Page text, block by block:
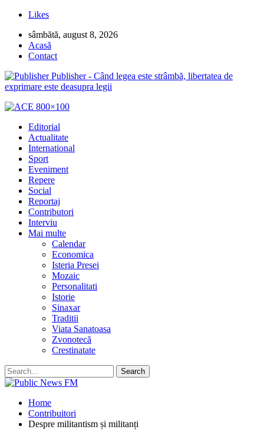
Likes
sâmbătă, august 8, 2026
Acasă
Contact
Publisher - Când legea este strâmbă, libertatea de
exprimare este deasupra legii
Editorial
Actualitate
International
Sport
Eveniment
Repere
Social
Reportaj
Contributori
Interviu
Mai multe
Calendar
Economica
Isteria Presei
Mozaic
Personalitati
Istorie
Sinaxar
Traditii
Viata Sanatoasa
Zvonotecă
Crestinatate
Home
Contribuitori
Despre militantism și militanți